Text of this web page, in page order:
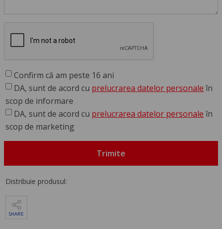
Confirm că am peste 16 ani
DA, sunt de acord cu prelucrarea datelor personale în
scop de informare
DA, sunt de acord cu prelucrarea datelor personale în
scop de marketing
Trimite
Distribuie produsul:
SHARE